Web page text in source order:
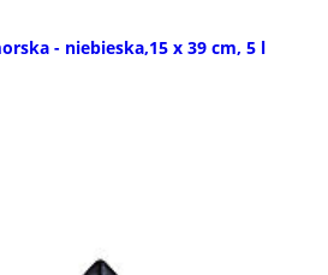
- niebieska,15 x 39 cm, 5 l